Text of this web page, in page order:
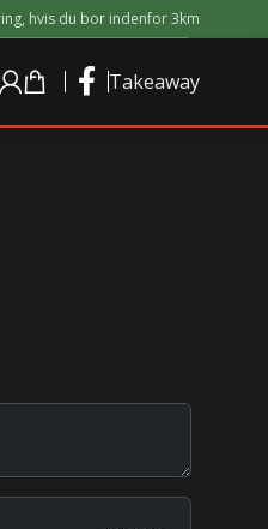
hvis du bor indenfor 3km
Takeaway